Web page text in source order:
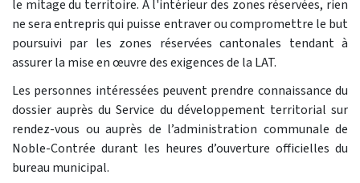
le mitage du territoire. À l'intérieur des zones réservées, rien
ne sera entrepris qui puisse entraver ou compromettre le but
poursuivi par les zones réservées cantonales tendant à
assurer la mise en œuvre des exigences de la LAT.
Les personnes intéressées peuvent prendre connaissance du
dossier auprès du Service du développement territorial sur
rendez-vous ou auprès de l’administration communale de
Noble-Contrée durant les heures d’ouverture officielles du
bureau municipal.